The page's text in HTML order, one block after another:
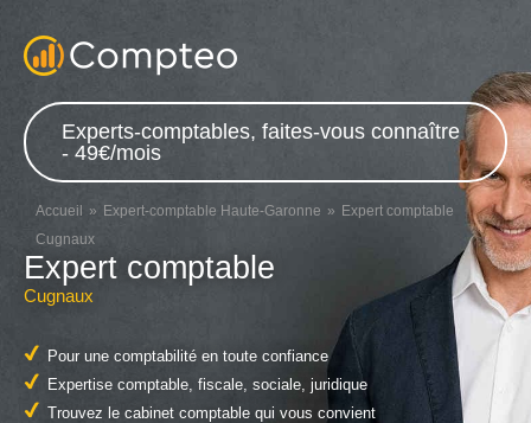
Experts-comptables, faites-vous connaître
- 49€/mois
Accueil Expert-comptable Haute-Garonne
Expert comptable
Cugnaux
Expert comptable
Cugnaux
Pour une comptabilité en toute confiance
Expertise comptable, fiscale, sociale, juridique
Trouvez le cabinet comptable qui vous convient